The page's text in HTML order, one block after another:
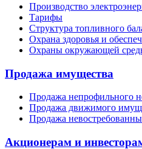
Производство
Тарифы
Структура топливного
Охрана здоровья и
Охраны окружающей
Продажа имущества
Продажа непрофильного
Продажа движимого
Продажа
Акционерам и